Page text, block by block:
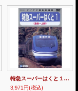
特急スーパーはくと１ 倉吉－上郡 【DVD】販売終了しました。
3,971円(税込)